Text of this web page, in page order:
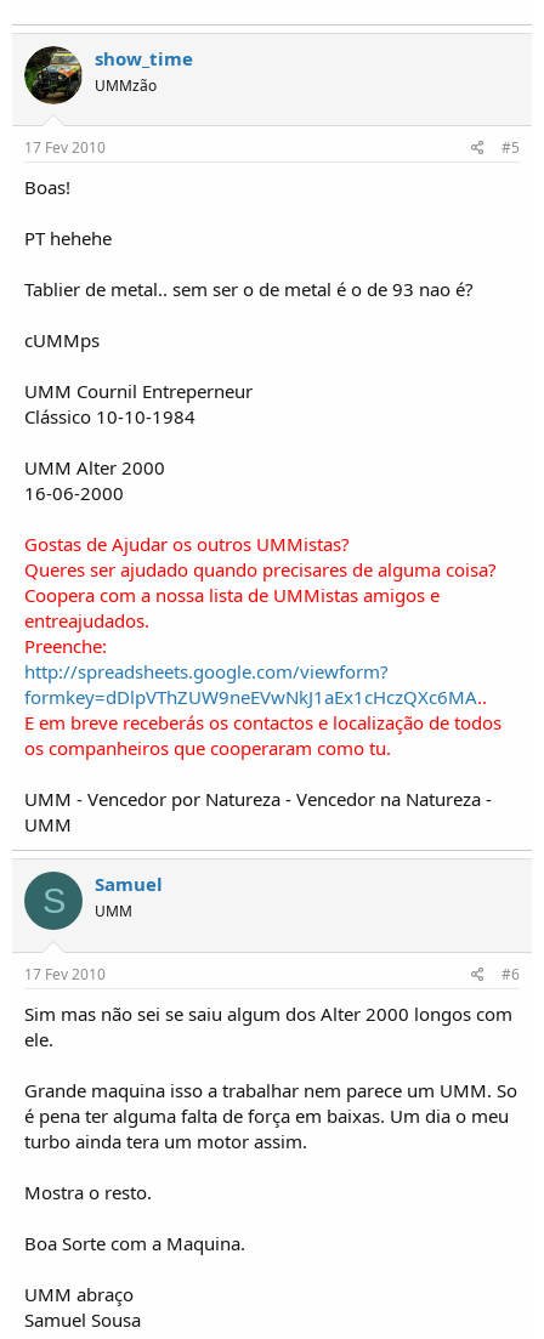
show_time
UMMzão
17 Fev 2010 #5
Boas!
PT hehehe
Tablier de metal.. sem ser o de metal é o de 93 nao é?
cUMMps
UMM Cournil Entreperneur
Clássico 10-10-1984
UMM Alter 2000
16-06-2000
Gostas de Ajudar os outros UMMistas?
Queres ser ajudado quando precisares de alguma coisa?
Coopera com a nossa lista de UMMistas amigos e
entreajudados.
Preenche:
http://spreadsheets.google.com/viewform?
formkey=dDlpVThZUW9neEVwNkJ1aEx1cHczQXc6MA..
E em breve receberás os contactos e localização de todos
os companheiros que cooperaram como tu.
UMM - Vencedor por Natureza - Vencedor na Natureza -
UMM
S Samuel
UMM
17 Fev 2010 #6
Sim mas não sei se saiu algum dos Alter 2000 longos com
ele.
Grande maquina isso a trabalhar nem parece um UMM. So
é pena ter alguma falta de força em baixas. Um dia o meu
turbo ainda tera um motor assim.
Mostra o resto.
Boa Sorte com a Maquina.
UMM abraço
Samuel Sousa